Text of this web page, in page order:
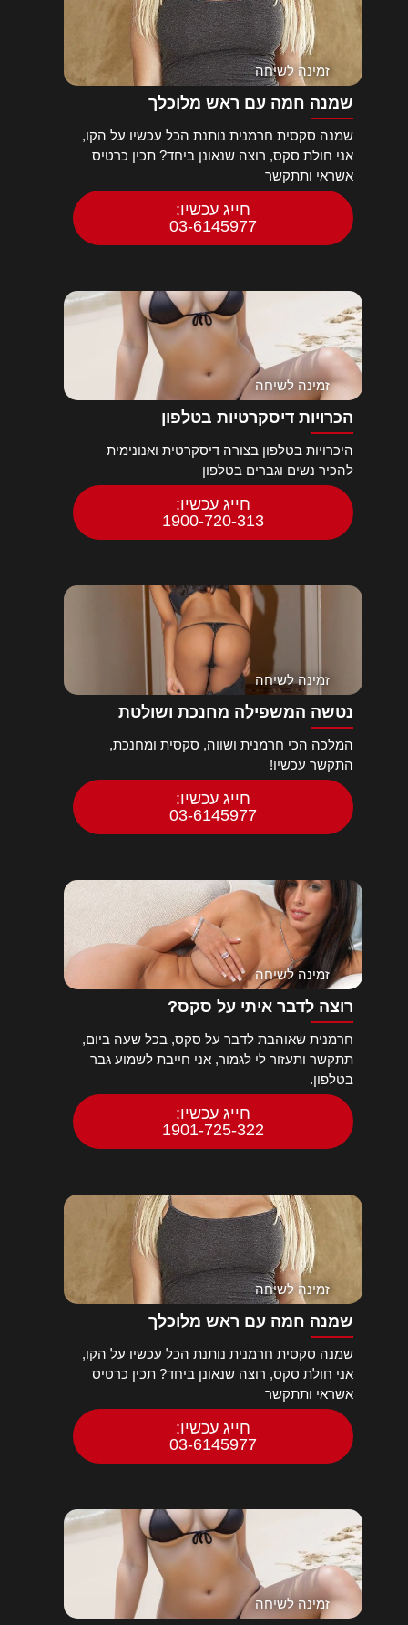
זמינה לשיחה
שמנה חמה עם ראש מלוכלך
שמנה סקסית חרמנית נותנת הכל עכשיו על הקו,
אני חולת סקס, רוצה שנאונן ביחד? תכין כרטיס
אשראי ותתקשר
חייג עכשיו:
03-6145977
זמינה לשיחה
הכרויות דיסקרטיות בטלפון
היכרויות בטלפון בצורה דיסקרטית ואנונימית
להכיר נשים וגברים בטלפון
חייג עכשיו:
1900-720-313
זמינה לשיחה
נטשה המשפילה מחנכת ושולטת
המלכה הכי חרמנית ושווה, סקסית ומחנכת,
התקשר עכשיו!
חייג עכשיו:
03-6145977
זמינה לשיחה
רוצה לדבר איתי על סקס?
חרמנית שאוהבת לדבר על סקס, בכל שעה ביום,
תתקשר ותעזור לי לגמור, אני חייבת לשמוע גבר
בטלפון.
חייג עכשיו:
1901-725-322
זמינה לשיחה
שמנה חמה עם ראש מלוכלך
שמנה סקסית חרמנית נותנת הכל עכשיו על הקו,
אני חולת סקס, רוצה שנאונן ביחד? תכין כרטיס
אשראי ותתקשר
חייג עכשיו:
03-6145977
זמינה לשיחה